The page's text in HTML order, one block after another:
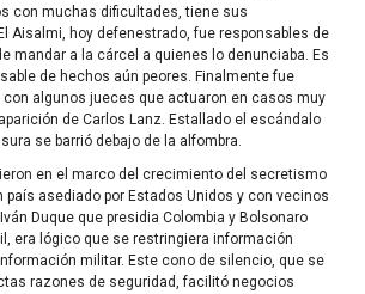
con muchas dificultades, tiene sus
Aisalmi, hoy defenestrado, fue responsables de
mandar a la cárcel a quienes lo denunciaba. Es
de hechos aún peores. Finalmente fue
con algunos jueces que actuaron en casos muy
de Carlos Lanz. Estallado el escándalo
se barrió debajo de la alfombra.
en el marco del crecimiento del secretismo
país asediado por Estados Unidos y con vecinos
Duque que presidia Colombia y Bolsonaro
era lógico que se restringiera información
militar. Este cono de silencio, que se
razones de seguridad, facilitó negocios